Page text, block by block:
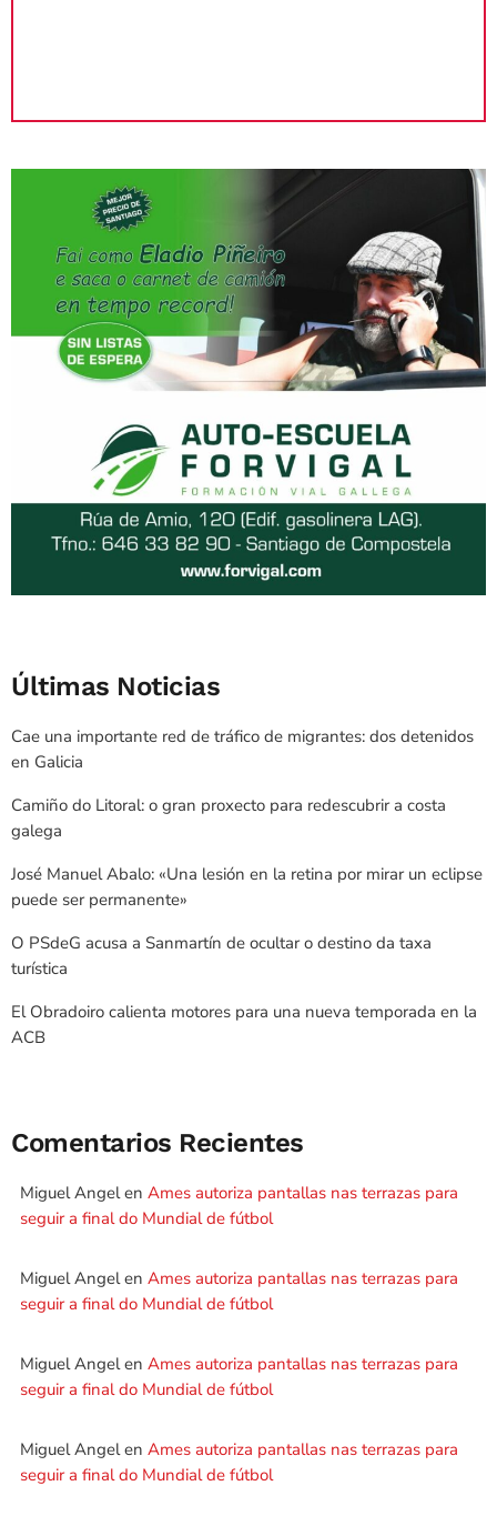
Últimas Noticias
Cae una importante red de tráfico de migrantes: dos detenidos
en Galicia
Camiño do Litoral: o gran proxecto para redescubrir a costa
galega
José Manuel Abalo: «Una lesión en la retina por mirar un eclipse
puede ser permanente»
O PSdeG acusa a Sanmartín de ocultar o destino da taxa
turística
El Obradoiro calienta motores para una nueva temporada en la
ACB
Comentarios Recientes
Miguel Angelen Ames autoriza pantallas nas terrazas para
seguir a final do Mundial de fútbol
Miguel Angelen Ames autoriza pantallas nas terrazas para
seguir a final do Mundial de fútbol
Miguel Angelen Ames autoriza pantallas nas terrazas para
seguir a final do Mundial de fútbol
Miguel Angelen Ames autoriza pantallas nas terrazas para
seguir a final do Mundial de fútbol